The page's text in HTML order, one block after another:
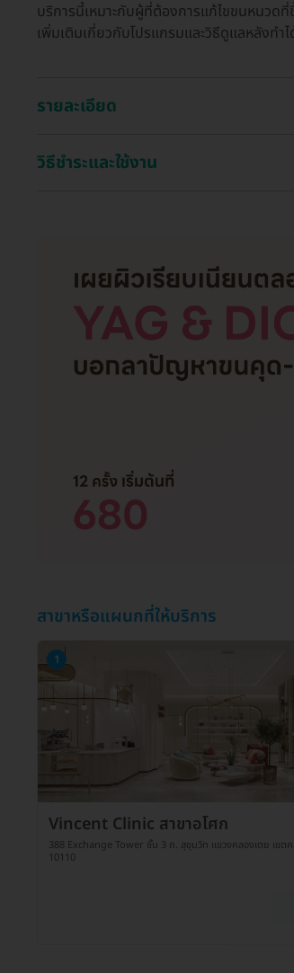
บริการนี้เหมาะกับผู้ที่ต้องการแก้ไขขนหนวด
เพิ่มเติมเกี่ยวกับโปรแกรมและวิธีดูแลหลังทำ
รายละเอียด
วิธีชำระและใช้งาน
สาขาหรือแผนกที่ให้บริการ
1
Vincent Clinic สาขาอโศก
388 Exchange Tower ชั้น 3 ถ. สุขุมวิท แขวงคลองเตย เขตค
10110